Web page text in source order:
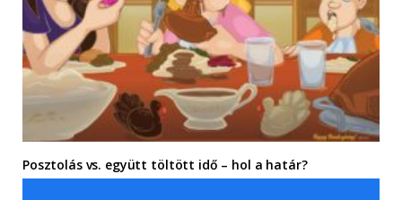
Posztolás vs. együtt töltött idő – hol a határ?